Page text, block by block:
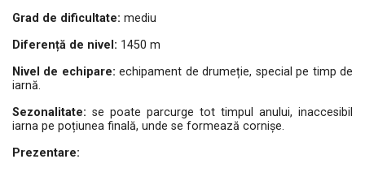
Grad de dificultate: mediu
Diferență de nivel: 1450 m
Nivel de echipare: echipament de drumeție, special pe timp de
iarnă.
Sezonalitate: se poate parcurge tot timpul anului, inaccesibil
iarna pe poțiunea finală, unde se formează cornișe.
Prezentare: